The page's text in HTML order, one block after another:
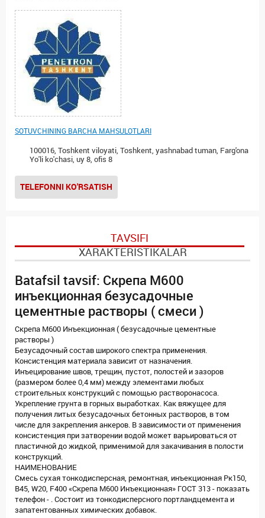
SOTUVCHINING BARCHA MAHSULOTLARI
100016, Toshkent viloyati, Toshkent, yashnabad tuman, Farg'ona
Yo'li ko'chasi, uy 8, ofis 8
TELEFONNI KO'RSATISH
TAVSIFI
XARAKTERISTIKALAR
Batafsil tavsif: Скрепа М600
инъекционная безусадочные
цементные растворы ( смеси )
Скрепа М600 Инъекционная ( безусадочные цементные
растворы )
Безусадочный состав широкого спектра применения.
Консистенция материала зависит от назначения.
Инъецирование швов, трещин, пустот, полостей и зазоров
(размером более 0,4 мм) между элементами любых
строительных конструкций с помощью растворонасоса.
Укрепление грунта в горных выработках. Как вяжущее для
получения литых безусадочных бетонных растворов, в том
числе для закрепления анкеров. В зависимости от применения
консистенция при затворении водой может варьироваться от
пластичной до жидкой, применимой для закачивания в полости
конструкций.
НАИМЕНОВАНИЕ
Смесь сухая тонкодисперсная, ремонтная, инъекционная Рк150,
B45, W20, F400 «Скрепа М600 Инъекционная» ГОСТ 313 - показать
телефон - . Состоит из тонкодисперсного портландцемента и
запатентованных химических добавок.